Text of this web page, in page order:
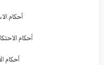
أحكام
أحكام
أحكام